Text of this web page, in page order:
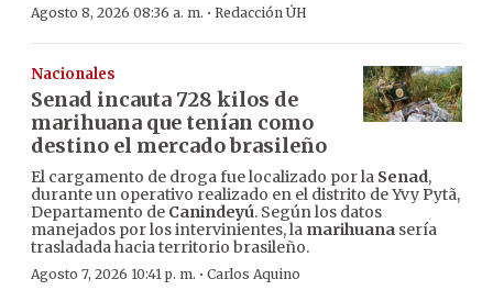
Agosto 8, 2026 08:36 a. m. · Redacción ÚH
Nacionales
Senad incauta 728 kilos de
marihuana que tenían como
destino el mercado brasileño
El cargamento de droga fue localizado por la Senad,
durante un operativo realizado en el distrito de Yvy Pytã,
Departamento de Canindeyú. Según los datos
manejados por los intervinientes, la marihuana sería
trasladada hacia territorio brasileño.
Agosto 7, 2026 10:41 p. m. · Carlos Aquino